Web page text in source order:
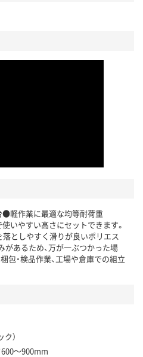
軽作業に最適な均等耐荷重
いやすい高さにセットできます。
としやすく滑りが良いポリエス
があるため、万が一ぶつかった場
・検品作業、工場や倉庫での組立
）
～900mm